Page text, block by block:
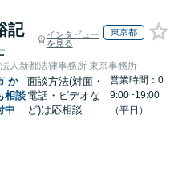
記
インタビュー
を見る
東京都
人新都法律事務所 東京事務所
か
相談
中
面談方法(対面・
電話・ビデオな
ど)は応相談
営業時間：0
9:00~19:00
（平日）